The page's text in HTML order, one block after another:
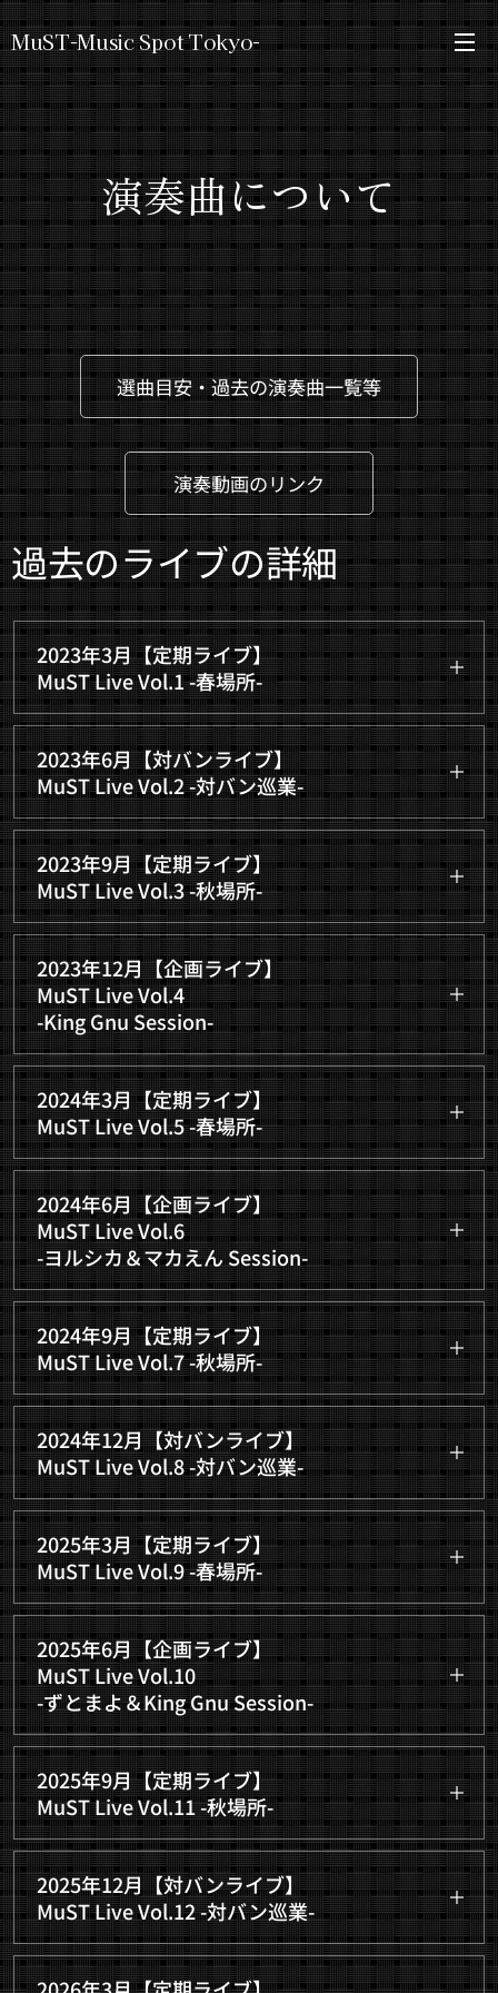
MuST-Music Spot Tokyo-
演奏曲について
選曲目安・過去の演奏曲一覧等
演奏動画のリンク
過去のライブの詳細
2023年3月【定期ライブ】
MuST Live Vol.1 -春場所-
2023年3月18日(土) 11:00-15:00
@荻窪ルースター
出演者28名 観覧者7名 合計35名
次回定期ライブ参加率 71%
↓演奏動画のリンク
https://www.youtube.com/playlist?
list=PLFYLyW9Ta-tSnDdBwEeTLdKbpneYwXvXc
2023年6月【対バンライブ】
MuST Live Vol.2 -対バン巡業-
2023年6月17日(土) 19:00-22:00
@沼袋セクション９
出演者19名 観覧者32名 合計51名
↓演奏動画のリンク
https://www.youtube.com/playlist?
list=PLFYLyW9Ta-tTBdKP5GYRDMsIsth_lwsDM
2023年9月【定期ライブ】
MuST Live Vol.3 -秋場所-
2023年9月30日(土) 10:30-15:30
@飯田橋スペースウィズ
出演者39名 観覧者8名 合計47名
次回定期ライブ参加率 74%
↓演奏動画のリンク
https://www.youtube.com/playlist?
list=PLFYLyW9Ta-tSC_PYnxoHo9niRrn_OpChp
2023年12月【企画ライブ】
MuST Live Vol.4
-King Gnu Session-
2023年12月16日(土) 10:00-15:00
@大久保ホットショット
出演者32名 観覧者3名 合計35名
↓演奏動画のリンク
https://www.youtube.com/playlist?
list=PLFYLyW9Ta-tReFNK96HEjYogeaXcZZKEy
2024年3月【定期ライブ】
MuST Live Vol.5 -春場所-
2024年3月16日(土) 10:30-15:30
@飯田橋スペースウィズ
出演者37名 観覧者10名 合計47名
次回定期ライブ参加率 73%
↓演奏動画のリンク
https://www.youtube.com/playlist?
list=PLFYLyW9Ta-tSVifaO015V-aKz5KsnTcHJ
2024年6月【企画ライブ】
MuST Live Vol.6
-ヨルシカ＆マカえん Session-
2024年6月15日(土) 10:00-16:00
@大塚ウェルカムバック
出演者34名 観覧者16名 合計50名
↓演奏動画のリンク
https://www.youtube.com/playlist?
list=PLFYLyW9Ta-tQdf0nWKk9ihVVXTp0B4-tP
2024年9月【定期ライブ】
MuST Live Vol.7 -秋場所-
2024年9月28日(土) 10:00-16:00
@大塚ウェルカムバック
出演者45名 観覧者7名 合計52名
次回定期ライブ参加率 80%
↓演奏動画のリンク
https://www.youtube.com/playlist?
list=PLFYLyW9Ta-tQx3AUhk5z18nnNhY8EQ--u
2024年12月【対バンライブ】
MuST Live Vol.8 -対バン巡業-
2024年12月7日(土) 10:00-16:00
@大塚ウェルカムバック
出演者23名 観覧者29名 合計52名
↓演奏動画のリンク
https://www.youtube.com/playlist?
list=PLFYLyW9Ta-tRJRx9stvbt6lIaqs5MGbrr
2025年3月【定期ライブ】
MuST Live Vol.9 -春場所-
2025年3月8日(土) 10:00-16:00
@大塚ウェルカムバック
出演者40名 観覧者4名 合計44名
次回定期ライブ参加率 75%
↓演奏動画のリンク
https://www.youtube.com/playlist?
list=PLFYLyW9Ta-tT5M1HBGioqo9NPeaVGP3pl
2025年6月【企画ライブ】
MuST Live Vol.10
-ずとまよ＆King Gnu Session-
2025年6月14日(土) 9:00-15:00
@高円寺ルーツ
出演者44名 観覧者5名 合計49名
↓演奏動画のリンク
https://www.youtube.com/playlist?
list=PLFYLyW9Ta-tQqst7NE9e05zmK4ogQQFOX
2025年9月【定期ライブ】
MuST Live Vol.11 -秋場所-
2025年9月20日(土) 10:00-16:00
@大塚ウェルカムバック
出演者 46名 観覧者7名 合計53名
次回定期ライブ参加率 81%
2025年12月【対バンライブ】
MuST Live Vol.12 -対バン巡業-
2025年12月20日(土) 9:00-14:30